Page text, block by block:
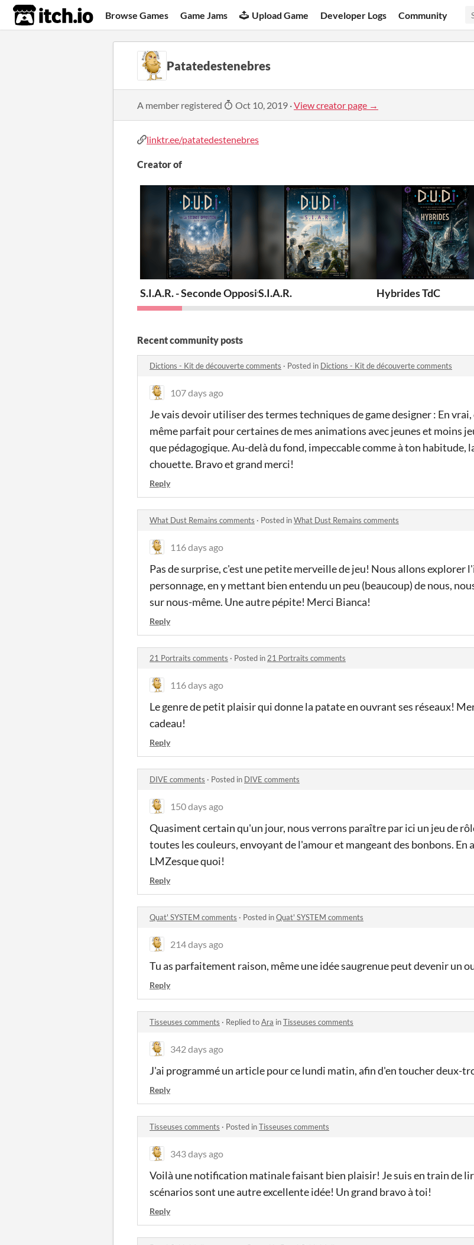
itch.io Browse Games Game Jams Upload Game Developer Logs Community
Patatedestenebres
A member registered Oct 10, 2019 ·View creator page →
linktr.ee/patatedestenebres
Creator of
S.I.A.R. - Seconde OppositionS.I.A.R. Hybrides TdC
Recent community posts
Dictions - Kit de découverte comments · Posted in Dictions - Kit de découverte comments
107 days ago
Je vais devoir utiliser des termes techniques de game designer : En
même parfait pour certaines de mes animations avec jeunes et moins
que pédagogique. Au-delà du fond, impeccable comme à ton habitude,
chouette. Bravo et grand merci!
Reply
What Dust Remains comments · Posted inWhat Dust Remains comments
116 days ago
Pas de surprise, c'est une petite merveille de jeu! Nous allons explorer
personnage, en y mettant bien entendu un peu (beaucoup) de nous,
sur nous-même. Une autre pépite! Merci Bianca!
Reply
21 Portraits comments · Posted in 21 Portraits comments
116 days ago
Le genre de petit plaisir qui donne la patate en ouvrant ses réseaux!
cadeau!
Reply
DIVE comments · Posted in DIVE comments
150 days ago
Quasiment certain qu'un jour, nous verrons paraître par ici un jeu de
toutes les couleurs, envoyant de l'amour et mangeant des bonbons. En
LMZesque quoi!
Reply
Quat' SYSTEM comments · Posted inQuat' SYSTEM comments
214 days ago
Tu as parfaitement raison, même une idée saugrenue peut devenir un
Reply
Tisseuses comments · Replied toAra inTisseuses comments
342 days ago
J'ai programmé un article pour ce lundi matin, afin d'en toucher deux-
Reply
Tisseuses comments · Posted inTisseuses comments
343 days ago
Voilà une notification matinale faisant bien plaisir! Je suis en train de
scénarios sont une autre excellente idée! Un grand bravo à toi!
Reply